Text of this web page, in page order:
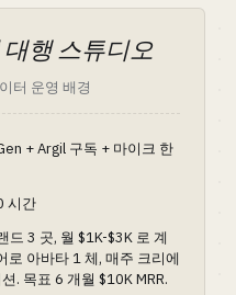
행 스튜디오
터 운영 배경
+ Argil 구독 + 마이크 한
시간
드 3 곳, 월 $1K-$3K 로 계
로 아바타 1 체, 매주 크리에
. 목표 6 개월 $10K MRR.